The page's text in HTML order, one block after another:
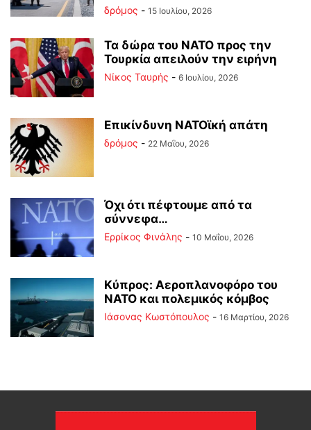
δρόμος - 15 Ιουλίου, 2026
Τα δώρα του ΝΑΤΟ προς την
Τουρκία απειλούν την ειρήνη
Νίκος Ταυρής - 6 Ιουλίου, 2026
Επικίνδυνη ΝΑΤΟϊκή απάτη
δρόμος - 22 Μαΐου, 2026
Όχι ότι πέφτουμε από τα
σύννεφα…
Ερρίκος Φινάλης - 10 Μαΐου, 2026
Κύπρος: Αεροπλανοφόρο του
ΝΑΤΟ και πολεμικός κόμβος
Ιάσονας Κωστόπουλος - 16 Μαρτίου, 2026